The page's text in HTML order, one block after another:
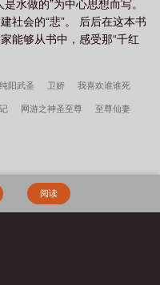
水做的”为中心思想而写。
社会的“悲”。 后后在这本书
能够从书中，感受那“千红
纯阳武圣 卫娇 我喜欢谁谁死
网游之神圣至尊 至尊仙妻
生七零：资本家小姐一心想离婚
阅读